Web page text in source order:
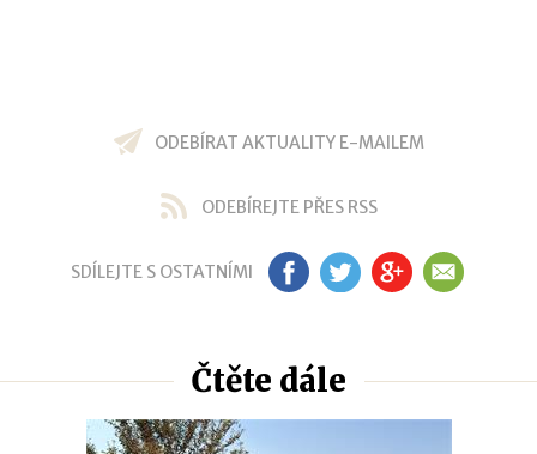
ODEBÍRAT AKTUALITY E-MAILEM
ODEBÍREJTE PŘES RSS
SDÍLEJTE S OSTATNÍMI FB TW GP EM
Čtěte dále